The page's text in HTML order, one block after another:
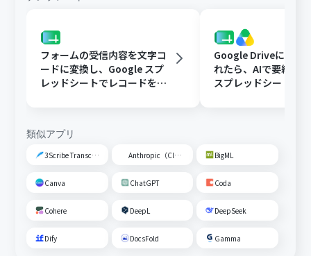
フォームの受信内容を文字コ
ードに変換し、Google スプ
レッドシートでレコードを追
Google Driveに文書
れたら、AIで要約し
スプレッドシートの
類似アプリ
3Scribe Transcription Anthropic（Claude） BigML
Canva ChatGPT Coda
Cohere DeepL DeepSeek
Dify DocsFold Gamma